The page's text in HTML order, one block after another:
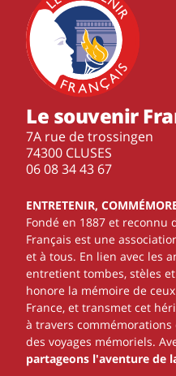
Le souvenir
7A rue de trossingen
74300 CLUSES
‭06 08 34 43 67‬
ENTRETENIR,
Fondé en 1887 et reconnu
Français est une
et à tous. En lien avec les
entretient tombes, stèles
honore la mémoire de
France, et transmet cet
à travers
des voyages mémoriels.
partageons l'aventure de